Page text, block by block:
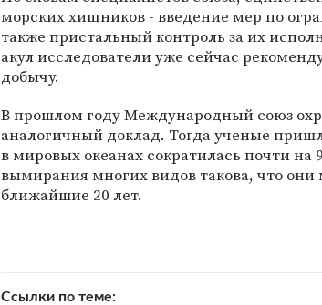
морских хищников - введение мер по
также пристальный контроль за их
акул исследователи уже сейчас
добычу.
В прошлом году Международный союз
аналогичный доклад. Тогда ученые
в мировых океанах сократилась почти на
вымирания многих видов такова, что они
ближайшие 20 лет.
Ссылки по теме